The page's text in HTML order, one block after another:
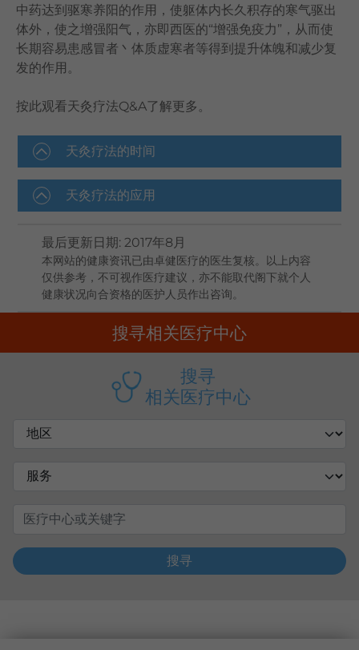
中药达到驱寒养阳的作用，使躯体内长久积存的寒气驱出
体外，使之增强阳气，亦即西医的“增强免疫力”，从而使
长期容易患感冒者丶体质虚寒者等得到提升体魄和减少复
发的作用。
按此观看天灸疗法Q&A了解更多。
天灸疗法的时间
天灸疗法的应用
最后更新日期: 2017年8月
本网站的健康资讯已由卓健医疗的医生复核。以上内容
仅供参考，不可视作医疗建议，亦不能取代阁下就个人
健康状况向合资格的医护人员作出咨询。
搜寻相关医疗中心
搜寻
相关医疗中心
搜寻